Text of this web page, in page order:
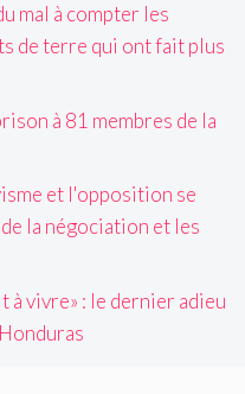
mal à compter les
de terre qui ont fait plus
à 81 membres de la
et l'opposition se
la négociation et les
à vivre» : le dernier adieu